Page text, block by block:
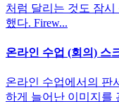
처럼 달리는 것도 잠
했다. Firew...
온라인 수업 (회의) 스
온라인 수업에서의 판
하게 늘어난 이미지를